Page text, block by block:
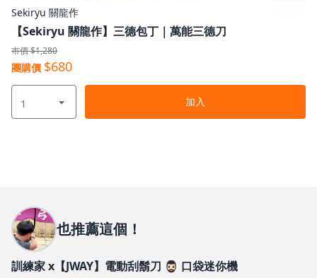
Sekiryu 關龍作
【Sekiryu 關龍作】三德包丁｜萬能三德刀
市價 $1,280
團購價 $680
加入
也推薦這個！
訓練家 x【JWAY】電動刮鬍刀 🧔🏻‍♂️ 口袋迷你機